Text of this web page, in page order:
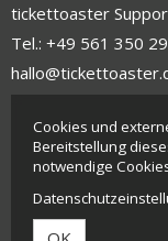
tickettoaster
Tel.: +49 561 350
Cookies und
Bereitstellung
notwendige